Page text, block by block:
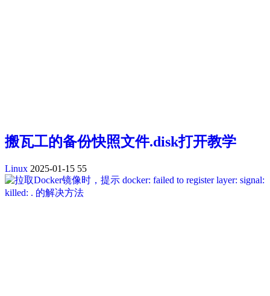
搬瓦工的备份快照文件.disk打开教学
Linux 2025-01-15 55